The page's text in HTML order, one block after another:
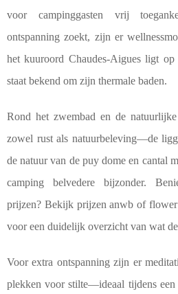
voor campinggasten vrij
ontspanning zoekt, zijn er
het kuuroord Chaudes-Aigues ligt
staat bekend om zijn thermale baden.
Rond het zwembad en de
zowel rust als natuurbeleving—de
de natuur van de puy dome en cantal
camping belvedere bijzonder.
prijzen? Bekijk prijzen anwb of
voor een duidelijk overzicht van wat
Voor extra ontspanning zijn er
plekken voor stilte—ideaal tijdens